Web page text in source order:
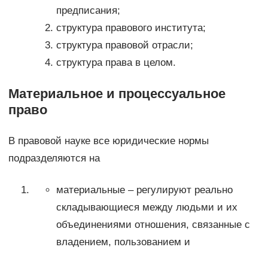
предписания;
структура правового института;
структура правовой отрасли;
структура права в целом.
Материальное и процессуальное
право
В правовой науке все юридические нормы
подразделяются на
материальные – регулируют реально
складывающиеся между людьми и их
объединениями отношения, связанные с
владением, пользованием и